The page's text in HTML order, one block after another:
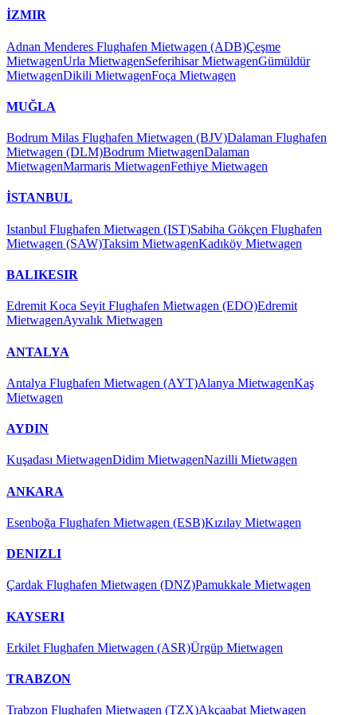
İZMIR
Adnan Menderes Flughafen Mietwagen (ADB)Çeşme
MietwagenUrla MietwagenSeferihisar MietwagenGümüldür
MietwagenDikili MietwagenFoça Mietwagen
MUĞLA
Bodrum Milas Flughafen Mietwagen (BJV)Dalaman Flughafen
Mietwagen (DLM)Bodrum MietwagenDalaman
MietwagenMarmaris MietwagenFethiye Mietwagen
İSTANBUL
Istanbul Flughafen Mietwagen (IST)Sabiha Gökçen Flughafen
Mietwagen (SAW)Taksim MietwagenKadıköy Mietwagen
BALIKESIR
Edremit Koca Seyit Flughafen Mietwagen (EDO)Edremit
MietwagenAyvalık Mietwagen
ANTALYA
Antalya Flughafen Mietwagen (AYT)Alanya MietwagenKaş
Mietwagen
AYDIN
Kuşadası MietwagenDidim MietwagenNazilli Mietwagen
ANKARA
Esenboğa Flughafen Mietwagen (ESB)Kızılay Mietwagen
DENIZLI
Çardak Flughafen Mietwagen (DNZ)Pamukkale Mietwagen
KAYSERI
Erkilet Flughafen Mietwagen (ASR)Ürgüp Mietwagen
TRABZON
Trabzon Flughafen Mietwagen (TZX)Akçaabat Mietwagen